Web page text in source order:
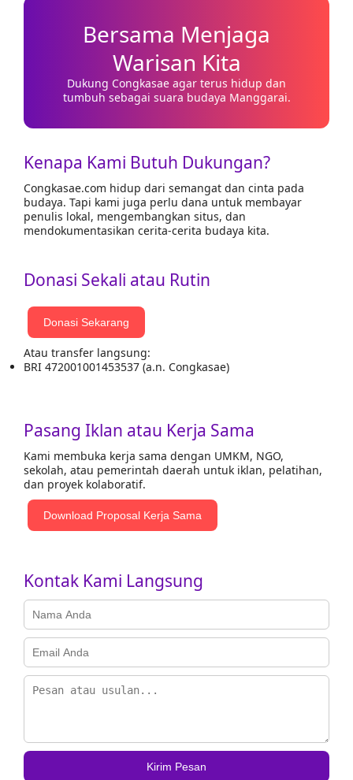
Bersama Menjaga
Warisan Kita
Dukung Congkasae agar terus hidup dan
tumbuh sebagai suara budaya Manggarai.
Kenapa Kami Butuh Dukungan?
Congkasae.com hidup dari semangat dan cinta pada
budaya. Tapi kami juga perlu dana untuk membayar
penulis lokal, mengembangkan situs, dan
mendokumentasikan cerita-cerita budaya kita.
Donasi Sekali atau Rutin
Donasi Sekarang
Atau transfer langsung:
BRI 472001001453537 (a.n. Congkasae)
Pasang Iklan atau Kerja Sama
Kami membuka kerja sama dengan UMKM, NGO,
sekolah, atau pemerintah daerah untuk iklan, pelatihan,
dan proyek kolaboratif.
Download Proposal Kerja Sama
Kontak Kami Langsung
Kirim Pesan